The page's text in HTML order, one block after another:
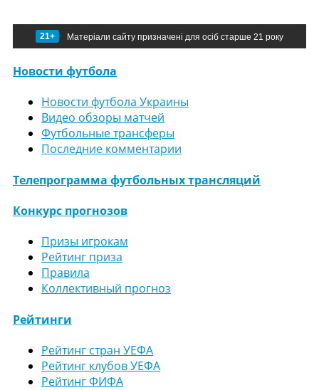
21+ Матеріали сайту призначені для осіб старше 21 року
Новости футбола
Новости футбола Украины
Видео обзоры матчей
Футбольные трансферы
Последние комментарии
Телепрограмма футбольных трансляций
Конкурс прогнозов
Призы игрокам
Рейтинг приза
Правила
Коллективный прогноз
Рейтинги
Рейтинг стран УЕФА
Рейтинг клубов УЕФА
Рейтинг ФИФА